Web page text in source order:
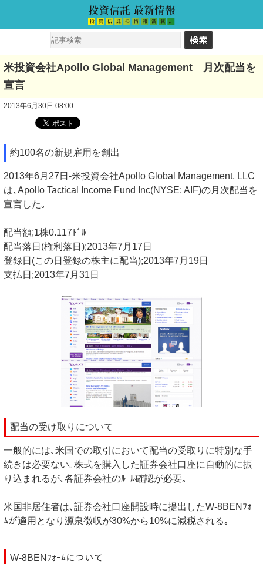
米投資会社Apollo Global Management 月次配当を
宣言
2013年6月30日 08:00
約100名の新規雇用を創出
2013年6月27日-米投資会社Apollo Global Management, LLC
は､Apollo Tactical Income Fund Inc(NYSE: AIF)の月次配当を
宣言した｡
配当額;1株0.117ﾄﾞﾙ
配当落日(権利落日);2013年7月17日
登録日(この日登録の株主に配当);2013年7月19日
支払日;2013年7月31日
配当の受け取りについて
一般的には､米国での取引において配当の受取りに特別な手
続きは必要ない｡株式を購入した証券会社口座に自動的に振
り込まれるが､各証券会社のﾙｰﾙ確認が必要｡
米国非居住者は､証券会社口座開設時に提出したW-8BENﾌｫｰ
ﾑが適用となり源泉徴収が30%から10%に減税される｡
W-8BENﾌｫｰﾑについて